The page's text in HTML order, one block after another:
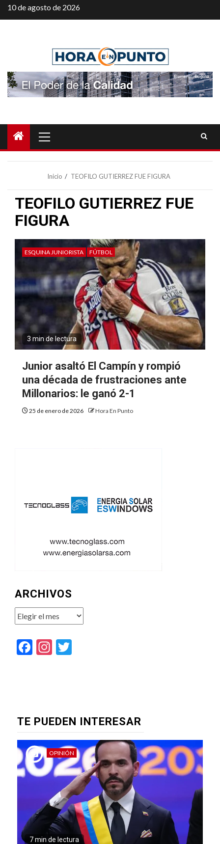
Saltar
al
10 de agosto de 2026
principal
Inicio TEOFILO GUTIERREZ FUE FIGURA
TEOFILO GUTIERREZ FUE
FIGURA
ESQUINA JUNIORISTA FÚTBOL
3 min de lectura
Junior asaltó El Campín y rompió
una década de frustraciones ante
Millonarios: le ganó 2-1
25 de enero de 2026 Hora En Punto
ARCHIVOS
Archivos
Facebook
Instagram
TE PUEDEN INTERESAR
OPINIÓN
7 min de lectura